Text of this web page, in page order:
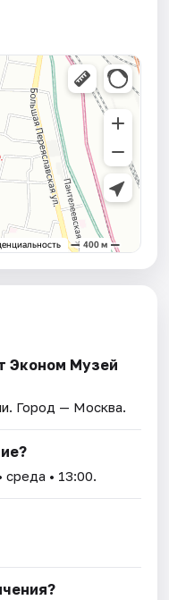
Эконом Музей
. Город — Москва.
среда • 13:00.